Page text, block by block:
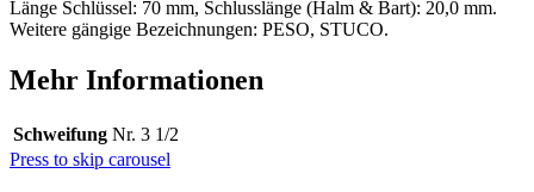
Länge Schlüssel: 70 mm, Schlusslänge (Halm & Bart): 20,0 mm.
Weitere gängige Bezeichnungen: PESO, STUCO.
Mehr Informationen
Schweifung Nr. 3 1/2
Press to skip carousel